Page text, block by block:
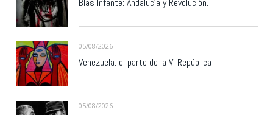
Blas Infante: Andalucía y Revolución.
05/08/2026
Venezuela: el parto de la VI República
05/08/2026